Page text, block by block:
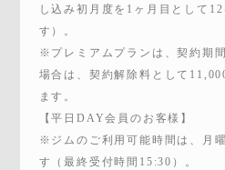
し込み初月度を1ヶ月目として
す）。
※プレミアムプランは、契約期
場合は、契約解除料として
ます。
【平日DAY会員のお客様】
※ジムのご利用可能時間は、月
す（最終受付時間15:30）。